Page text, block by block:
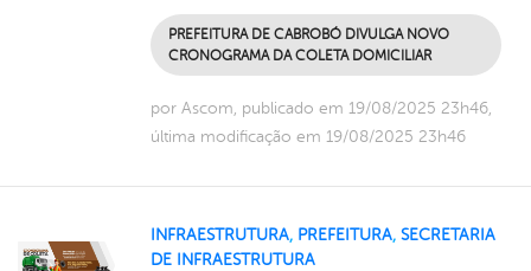
PREFEITURA DE CABROBÓ DIVULGA NOVO
CRONOGRAMA DA COLETA DOMICILIAR
por Ascom, publicado em 19/08/2025 23h46,
última modificação em 19/08/2025 23h46
INFRAESTRUTURA, PREFEITURA, SECRETARIA
DE INFRAESTRUTURA